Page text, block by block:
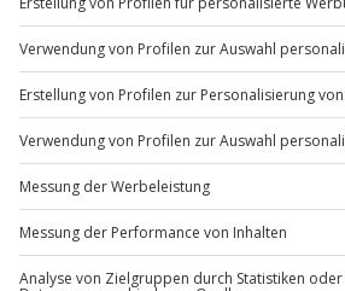
+49 89 / 60 60 89 700
Mo-Fr: 9-17 Uhr
b2b@jochen-schweizer.de
www.b2b.jochen-schweizer.de/
Artikelnummer:62242